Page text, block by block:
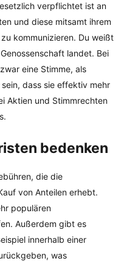
verpflichtet ist an
und diese mitsamt ihrem
kommunizieren. Du weißt
landet. Bei
eine Stimme, als
dass sie effektiv mehr
Aktien und Stimmrechten
bedenken
die die
von Anteilen erhebt.
populären
Außerdem gibt es
innerhalb einer
was